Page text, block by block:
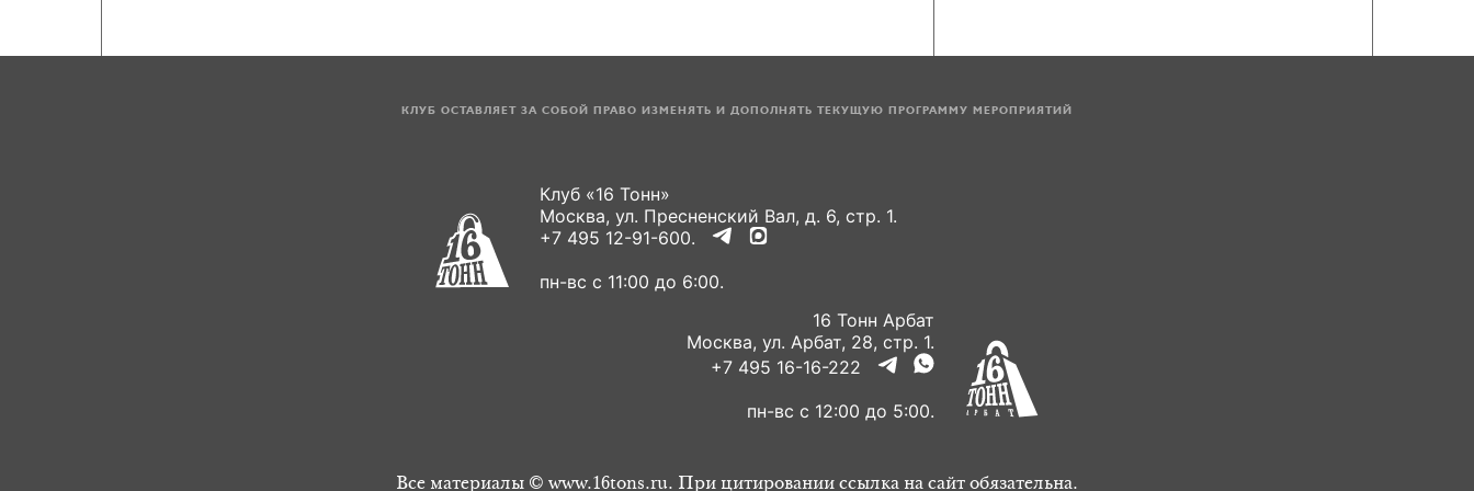
КЛУБ ОСТАВЛЯЕТ ЗА СОБОЙ ПРАВО ИЗМЕНЯТЬ И ДОПОЛНЯТЬ ТЕКУЩУЮ ПРОГРАММУ МЕРОПРИЯТИЙ
Клуб «16 Тонн»
Москва, ул. Пресненский Вал, д. 6, стр. 1.
+7 495 12-91-600.
пн-вс с 11:00 до 6:00.
16 Тонн Арбат
Москва, ул. Арбат, 28, стр. 1.
+7 495 16-16-222
пн-вс с 12:00 до 5:00.
Все материалы © www.16tons.ru. При цитировании ссылка на сайт обязательна.